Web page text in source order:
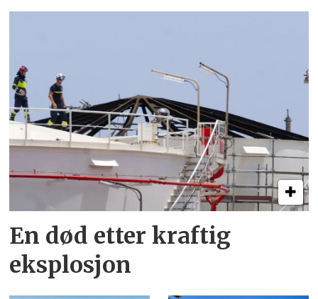
En død etter kraftig
eksplosjon